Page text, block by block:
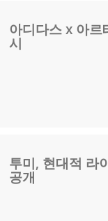
아디다스 x 아르
시
투미, 현대적 라
공개